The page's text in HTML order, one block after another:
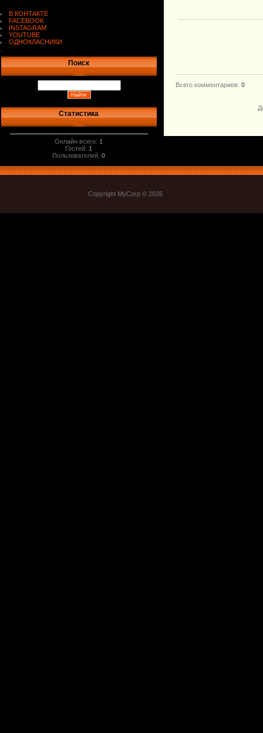
В КОНТАКТЕ
FACEBOOK
INSTAGRAM
YOUTUBE
ОДНОКЛАСНИКИ
Поиск
Статистика
Онлайн всего:1
Гостей:1
Пользователей:0
Всего комментариев: 0
Copyright MyCorp © 2026